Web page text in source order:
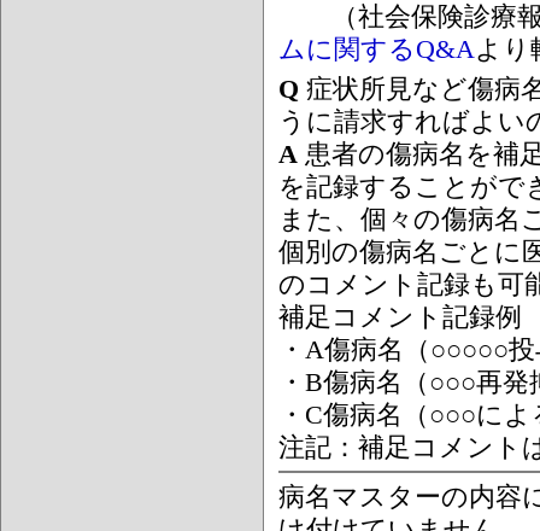
（社会保険診療報
ムに関するQ&Aより
Q 症状所見など傷病
うに請求すればよい
A 患者の傷病名を補
を記録することがで
また、個々の傷病名
個別の傷病名ごとに
のコメント記録も可
補足コメント記録例
・A傷病名（○○○○○
・B傷病名（○○○再
・C傷病名（○○○に
注記：補足コメント
病名マスターの内容